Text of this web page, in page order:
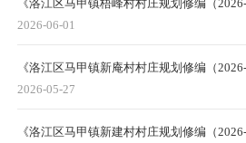
《洛江区马甲镇梧峰村村庄规划修编（
2026-06-01
《洛江区马甲镇新庵村村庄规划修编（
2026-05-27
《洛江区马甲镇新建村村庄规划修编（